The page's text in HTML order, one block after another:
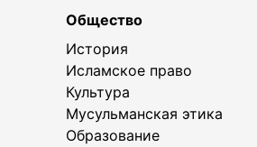
Общество
История
Исламское право
Культура
Мусульманская этика
Образование